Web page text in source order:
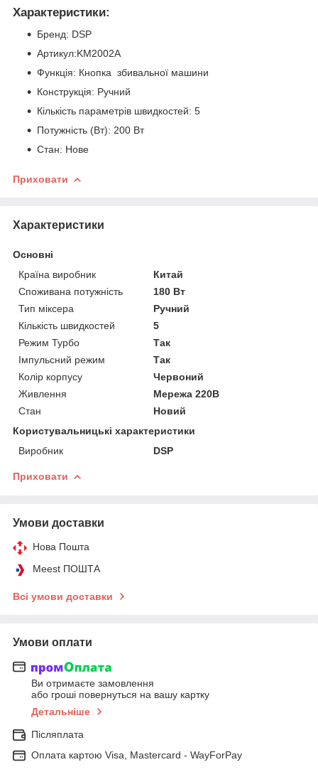
Характеристики:
Бренд: DSP
Артикул:KM2002А
Функція: Кнопка збивальної машини
Конструкція: Ручний
Кількість параметрів швидкостей: 5
Потужність (Вт): 200 Вт
Стан: Нове
Приховати
Характеристики
Основні
Країна виробник
Китай
Споживана потужність
180 Вт
Тип міксера
Ручний
Кількість швидкостей
5
Режим Турбо
Так
Імпульсний режим
Так
Колір корпусу
Червоний
Живлення
Мережа 220В
Стан
Новий
Користувальницькі характеристики
Виробник
DSP
Приховати
Умови доставки
Нова Пошта
Meest ПОШТА
Всі умови доставки
Умови оплати
Ви отримаєте замовлення
або гроші повернуться на вашу картку
Детальніше
Післяплата
Оплата картою Visa, Mastercard - WayForPay